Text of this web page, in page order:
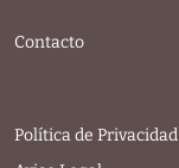
Contacto
Política de Privacidad